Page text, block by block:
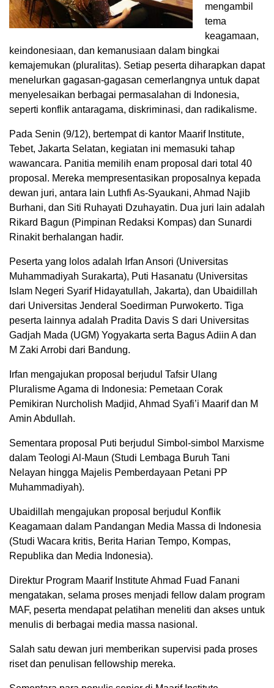
mengambil
tema
keagamaan,
keindonesiaan, dan kemanusiaan dalam bingkai
kemajemukan (pluralitas). Setiap peserta diharapkan dapat
menelurkan gagasan-gagasan cemerlangnya untuk dapat
menyelesaikan berbagai permasalahan di Indonesia,
seperti konflik antaragama, diskriminasi, dan radikalisme.
Pada Senin (9/12), bertempat di kantor Maarif Institute,
Tebet, Jakarta Selatan, kegiatan ini memasuki tahap
wawancara. Panitia memilih enam proposal dari total 40
proposal. Mereka mempresentasikan proposalnya kepada
dewan juri, antara lain Luthfi As-Syaukani, Ahmad Najib
Burhani, dan Siti Ruhayati Dzuhayatin. Dua juri lain adalah
Rikard Bagun (Pimpinan Redaksi Kompas) dan Sunardi
Rinakit berhalangan hadir.
Peserta yang lolos adalah Irfan Ansori (Universitas
Muhammadiyah Surakarta), Puti Hasanatu (Universitas
Islam Negeri Syarif Hidayatullah, Jakarta), dan Ubaidillah
dari Universitas Jenderal Soedirman Purwokerto. Tiga
peserta lainnya adalah Pradita Davis S dari Universitas
Gadjah Mada (UGM) Yogyakarta serta Bagus Adiin A dan
M Zaki Arrobi dari Bandung.
Irfan mengajukan proposal berjudul Tafsir Ulang
Pluralisme Agama di Indonesia: Pemetaan Corak
Pemikiran Nurcholish Madjid, Ahmad Syafi’i Maarif dan M
Amin Abdullah.
Sementara proposal Puti berjudul Simbol-simbol Marxisme
dalam Teologi Al-Maun (Studi Lembaga Buruh Tani
Nelayan hingga Majelis Pemberdayaan Petani PP
Muhammadiyah).
Ubaidillah mengajukan proposal berjudul Konflik
Keagamaan dalam Pandangan Media Massa di Indonesia
(Studi Wacara kritis, Berita Harian Tempo, Kompas,
Republika dan Media Indonesia).
Direktur Program Maarif Institute Ahmad Fuad Fanani
mengatakan, selama proses menjadi fellow dalam program
MAF, peserta mendapat pelatihan meneliti dan akses untuk
menulis di berbagai media massa nasional.
Salah satu dewan juri memberikan supervisi pada proses
riset dan penulisan fellowship mereka.